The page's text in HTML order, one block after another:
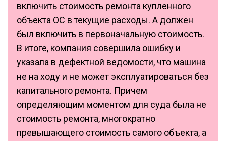
включить стоимость ремонта купленного
объекта ОС в текущие расходы. А должен
был включить в первоначальную стоимость.
В итоге, компания совершила ошибку и
указала в дефектной ведомости, что машина
не на ходу и не может эксплуатироваться без
капитального ремонта. Причем
определяющим моментом для суда была не
стоимость ремонта, многократно
превышающего стоимость самого объекта, а